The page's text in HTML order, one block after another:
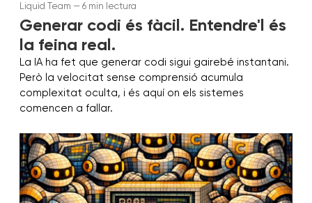
Liquid Team — 6 min lectura
Generar codi és fàcil. Entendre'l és
la feina real.
La IA ha fet que generar codi sigui gairebé instantani.
Però la velocitat sense comprensió acumula
complexitat oculta, i és aquí on els sistemes
comencen a fallar.